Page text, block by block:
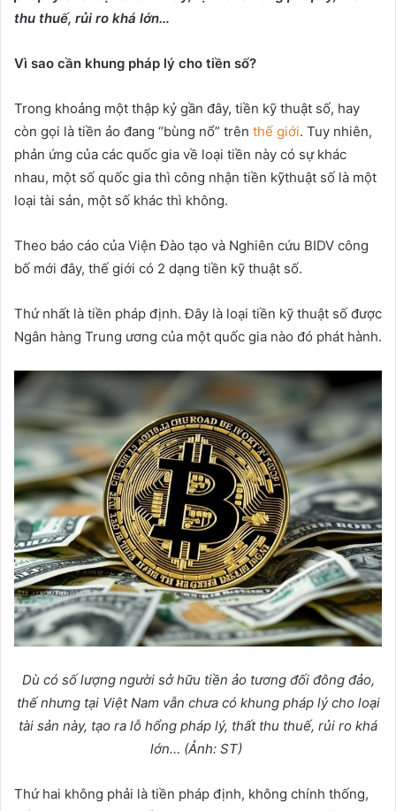
thu thuế, rủi ro khá lớn…
Vì sao cần khung pháp lý cho tiền số?
Trong khoảng một thập kỷ gần đây, tiền kỹ thuật số, hay
còn gọi là tiền ảo đang “bùng nổ” trên thế giới. Tuy nhiên,
phản ứng của các quốc gia về loại tiền này có sự khác
nhau, một số quốc gia thì công nhận tiền kỹthuật số là một
loại tài sản, một số khác thì không.
Theo báo cáo của Viện Đào tạo và Nghiên cứu BIDV công
bố mới đây, thế giới có 2 dạng tiền kỹ thuật số.
Thứ nhất là tiền pháp định. Đây là loại tiền kỹ thuật số được
Ngân hàng Trung ương của một quốc gia nào đó phát hành.
Dù có sốlượng người sởhữu tiền ảo tương đối đông đảo,
thếnhưng tại Việt Nam vẫn chưa có khung pháp lý cho loại
tài sản này, tạo ra lỗ hổng pháp lý, thất thu thuế, rủi ro khá
lớn… (Ảnh: ST)
Thứ hai không phải là tiền pháp định, không chính thống,